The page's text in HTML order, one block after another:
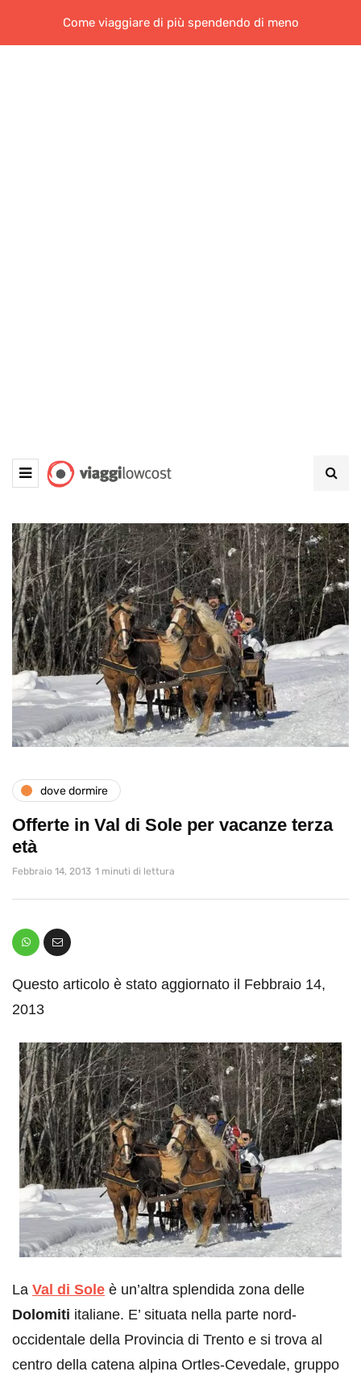
Come viaggiare di più spendendo di meno
dove dormire
Offerte in Val di Sole per vacanze terza
età
Febbraio 14, 2013 1 minuti di lettura
Questo articolo è stato aggiornato il Febbraio 14,
2013
La Val di Sole è un’altra splendida zona delle
Dolomiti italiane. E’ situata nella parte nord-
occidentale della Provincia di Trento e si trova al
centro della catena alpina Ortles-Cevedale, gruppo